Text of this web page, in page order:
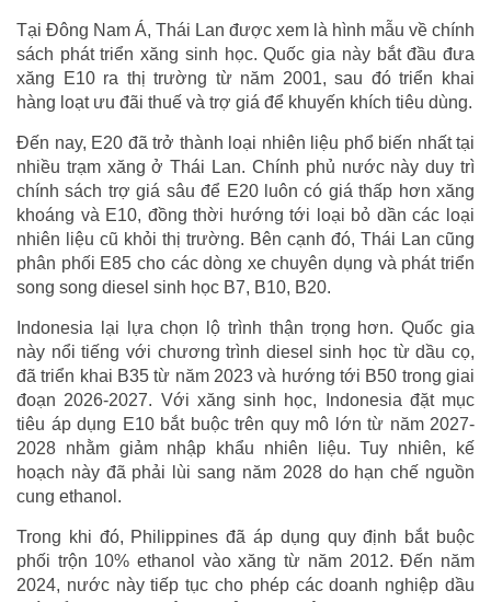
Tại Đông Nam Á, Thái Lan được xem là hình mẫu về chính
sách phát triển xăng sinh học. Quốc gia này bắt đầu đưa
xăng E10 ra thị trường từ năm 2001, sau đó triển khai
hàng loạt ưu đãi thuế và trợ giá để khuyến khích tiêu dùng.
Đến nay, E20 đã trở thành loại nhiên liệu phổ biến nhất tại
nhiều trạm xăng ở Thái Lan. Chính phủ nước này duy trì
chính sách trợ giá sâu để E20 luôn có giá thấp hơn xăng
khoáng và E10, đồng thời hướng tới loại bỏ dần các loại
nhiên liệu cũ khỏi thị trường. Bên cạnh đó, Thái Lan cũng
phân phối E85 cho các dòng xe chuyên dụng và phát triển
song song diesel sinh học B7, B10, B20.
Indonesia lại lựa chọn lộ trình thận trọng hơn. Quốc gia
này nổi tiếng với chương trình diesel sinh học từ dầu cọ,
đã triển khai B35 từ năm 2023 và hướng tới B50 trong giai
đoạn 2026-2027. Với xăng sinh học, Indonesia đặt mục
tiêu áp dụng E10 bắt buộc trên quy mô lớn từ năm 2027-
2028 nhằm giảm nhập khẩu nhiên liệu. Tuy nhiên, kế
hoạch này đã phải lùi sang năm 2028 do hạn chế nguồn
cung ethanol.
Trong khi đó, Philippines đã áp dụng quy định bắt buộc
phối trộn 10% ethanol vào xăng từ năm 2012. Đến năm
2024, nước này tiếp tục cho phép các doanh nghiệp dầu